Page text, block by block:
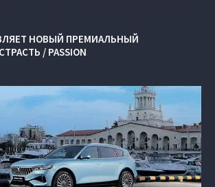
НОВЫЙ ПРЕМИАЛЬНЫЙ
/ PASSION